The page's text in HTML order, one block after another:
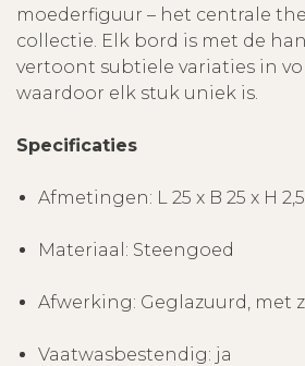
moederfiguur – het centrale
collectie. Elk bord is met de
vertoont subtiele variaties in
waardoor elk stuk uniek is.
Specificaties
Afmetingen: L 25 x B 25 x H
Materiaal: Steengoed
Afwerking: Geglazuurd, met
Vaatwasbestendig: ja